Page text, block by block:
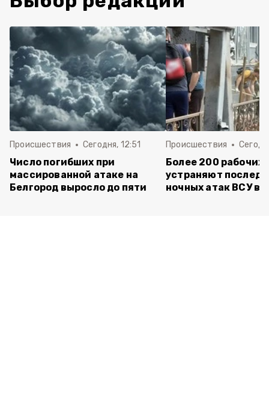
Происшествия Сегодня, 12:51
Число погибших при
массированной атаке на
Белгород выросло до пяти
Происшествия
Более 200 рабочих
устраняют
ночных атак ВСУ в